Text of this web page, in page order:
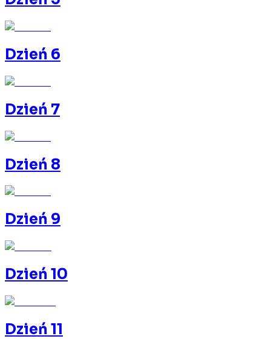
Dzień 6
Dzień 7
Dzień 8
Dzień 9
Dzień 10
Dzień 11